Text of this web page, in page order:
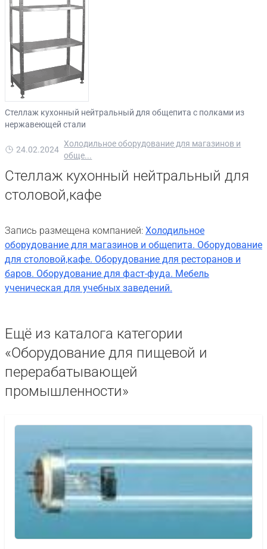
Стеллаж кухонный нейтральный для общепита с полками из
нержавеющей стали
24.02.2024
Холодильное оборудование для магазинов и
обще...
Стеллаж кухонный нейтральный для
столовой,кафе
Запись размещена компанией: Холодильное
оборудование для магазинов и общепита. Оборудование
для столовой,кафе. Оборудование для ресторанов и
баров. Оборудование для фаст-фуда. Мебель
ученическая для учебных заведений.
Ещё из каталога категории
«Оборудование для пищевой и
перерабатывающей
промышленности»